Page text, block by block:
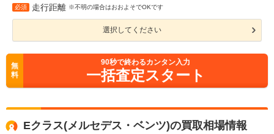
必須 走行距離 ※不明の場合はおおよそでOKです
選択してください
無
料
90秒で終わるカンタン入力
一括査定スタート
Eクラス(メルセデス・ベンツ)の買取相場情報